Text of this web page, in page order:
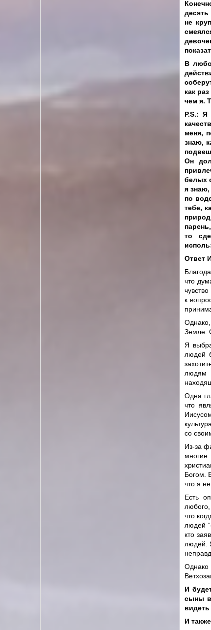
не
В
как
чем я.
P.S.: Я
меня,
знаю,
Он
белых
я знаю,
по
тебе,
то
Ответ
что
к
Земле.
Я
людей
людям
Одна
что
со
Из-за
Богом.
что я
Есть
что
людей
кто
людей.
Однако
И
сыны
И